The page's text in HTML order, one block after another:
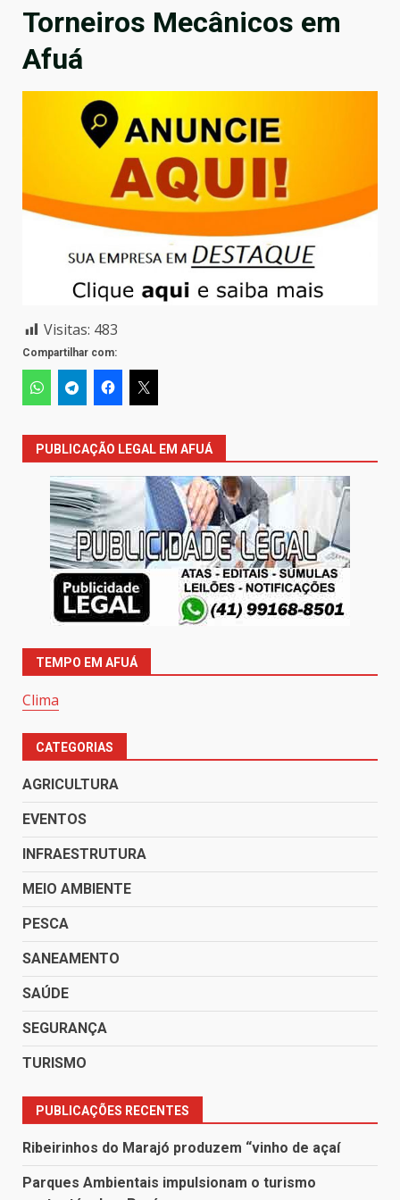
Torneiros Mecânicos em
Afuá
Visitas: 483
Compartilhar com:
PUBLICAÇÃO LEGAL EM AFUÁ
TEMPO EM AFUÁ
Clima
CATEGORIAS
AGRICULTURA
EVENTOS
INFRAESTRUTURA
MEIO AMBIENTE
PESCA
SANEAMENTO
SAÚDE
SEGURANÇA
TURISMO
PUBLICAÇÕES RECENTES
Ribeirinhos do Marajó produzem “vinho de açaí
Parques Ambientais impulsionam o turismo